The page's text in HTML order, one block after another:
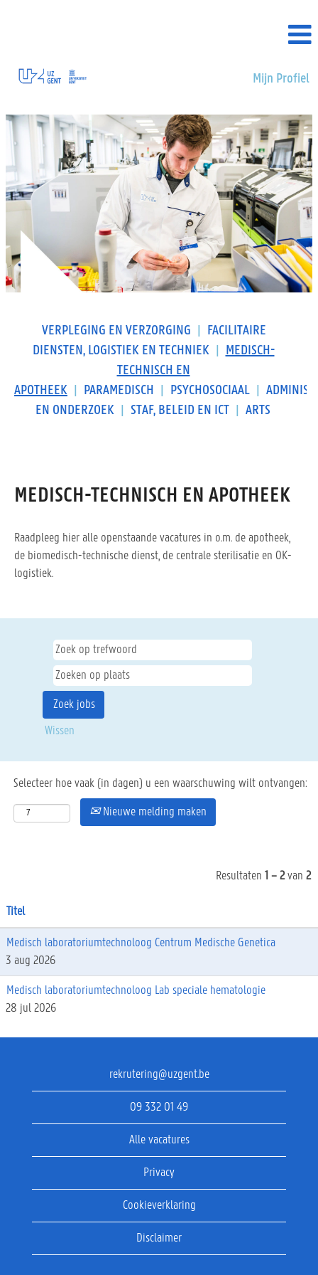
Mijn Profiel
technisch
en
apotheek
VERPLEGING EN VERZORGING
FACILITAIRE
DIENSTEN, LOGISTIEK EN TECHNIEK
MEDISCH-
TECHNISCH EN
APOTHEEK
PARAMEDISCH PSYCHOSOCIAAL
EN ONDERZOEK
STAF, BELEID EN ICT ARTS
MEDISCH-TECHNISCH EN APOTHEEK
Raadpleeg hier alle openstaande vacatures in o.m. de apotheek,
de biomedisch-technische dienst, de centrale sterilisatie en OK-
logistiek.
Wissen
Selecteer hoe vaak (in dagen) u een waarschuwing wilt ontvangen:
Nieuwe melding maken
Resultaten 1 – 2van 2
Titel
Medisch laboratoriumtechnoloog Centrum Medische Genetica
3 aug 2026
Medisch laboratoriumtechnoloog Lab speciale hematologie
28 jul 2026
rekrutering@uzgent.be
09 332 01 49
Alle vacatures
Privacy
Cookieverklaring
Disclaimer